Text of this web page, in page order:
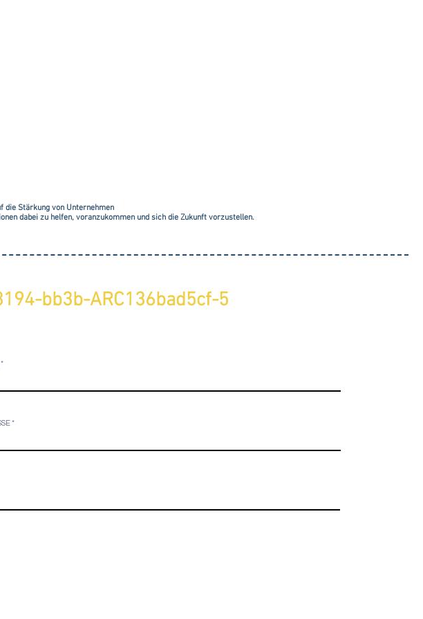
die Stärkung von Unternehmen
dabei zu helfen, voranzukommen und sich die Zukunft vorzustellen.
bb3b-ARC136bad5cf-5